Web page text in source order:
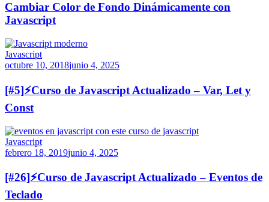
Cambiar Color de Fondo Dinámicamente con
Javascript
Javascript
octubre 10, 2018junio 4, 2025
[#5]⚡Curso de Javascript Actualizado – Var, Let y
Const
Javascript
febrero 18, 2019junio 4, 2025
[#26]⚡Curso de Javascript Actualizado – Eventos de
Teclado